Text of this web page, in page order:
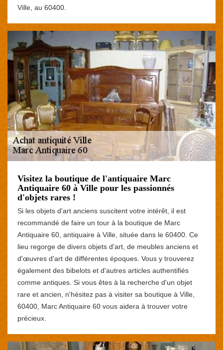
Ville, au 60400.
Visitez la boutique de l'antiquaire Marc
Antiquaire 60 à Ville pour les passionnés
d'objets rares !
Si les objets d'art anciens suscitent votre intérêt, il est
recommandé de faire un tour à la boutique de Marc
Antiquaire 60, antiquaire à Ville, située dans le 60400. Ce
lieu regorge de divers objets d'art, de meubles anciens et
d'œuvres d'art de différentes époques. Vous y trouverez
également des bibelots et d'autres articles authentifiés
comme antiques. Si vous êtes à la recherche d'un objet
rare et ancien, n'hésitez pas à visiter sa boutique à Ville,
60400, Marc Antiquaire 60 vous aidera à trouver votre
précieux.